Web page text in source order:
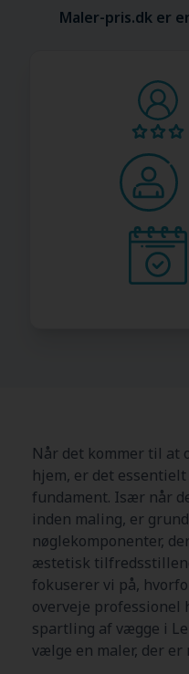
Maler-pris.dk er
Når det kommer til at
hjem, er det
fundament. Især når
inden maling, er
nøglekomponenter,
æstetisk
fokuserer vi på,
overveje
spartling af vægge i
vælge en maler, der er